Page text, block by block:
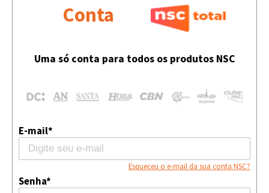
Conta
Uma só conta para todos os produtos NSC
E-mail*
Esqueceu o e-mail da sua conta NSC?
Senha*